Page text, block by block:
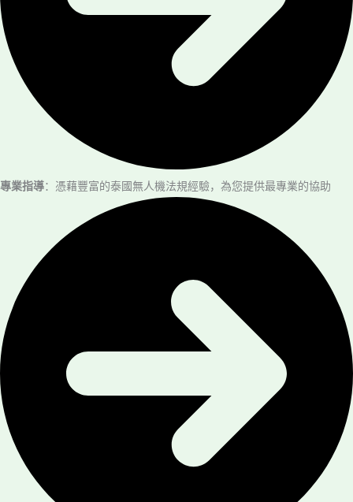
專業指導：憑藉豐富的泰國無人機法規經驗，為您提供最專業的協助